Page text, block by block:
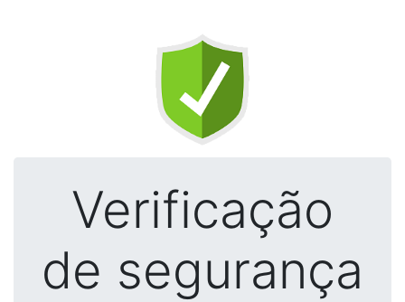
Verificação
de segurança